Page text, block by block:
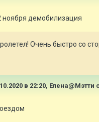
ноября демобилизация
Очень быстро со
в 22:20, Елена@Мэтти